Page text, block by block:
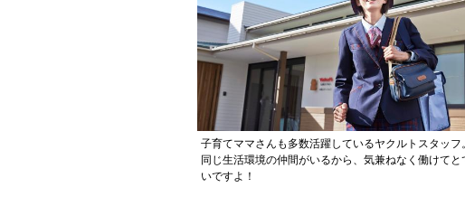
子育てママさんも多数活躍しているヤクルトスタッフ。
同じ生活環境の仲間がいるから、気兼ねなく働けてと
いですよ！